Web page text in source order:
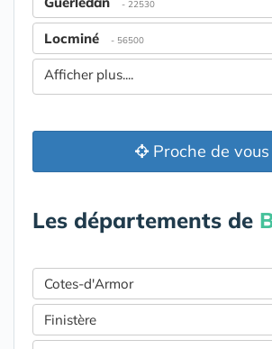
- 22530
Locminé - 56500
Afficher plus....
Proche de vous
Les départements de
Cotes-d'Armor
Finistère